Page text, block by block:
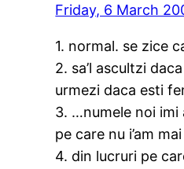
Friday, 6 March
1. normal. se zice
2. sa’l ascultzi
urmezi daca esti
3. …numele noi imi
pe care nu i’am
4. din lucruri pe